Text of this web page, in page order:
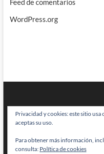
Feed de comentarios
WordPress.org
BRAINSTOMPING| Diseñado
los derechos reservados
Privacidad y cookies: este sitio
aceptas su uso.
Para obtener más información,
consulta: Política de cookies